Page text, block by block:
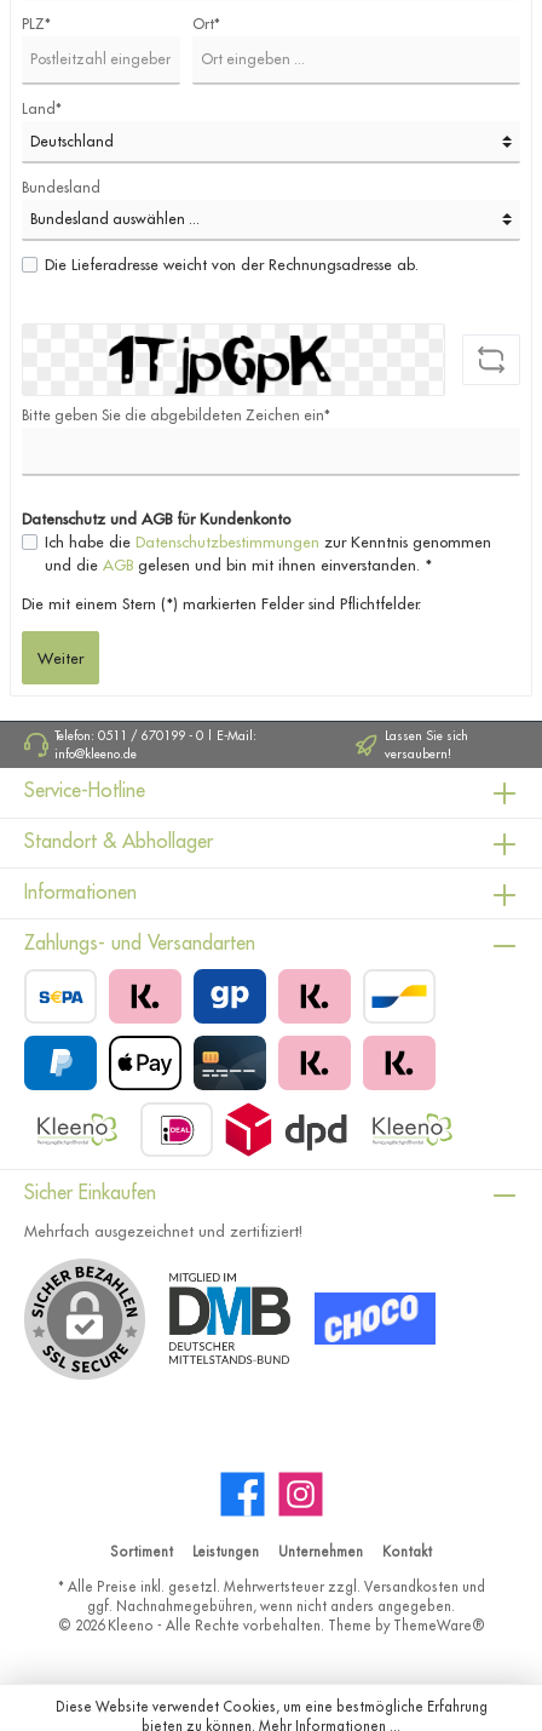
PLZ* Ort*
Land*
Bundesland
Die Lieferadresse weicht von der Rechnungsadresse ab.
Bitte geben Sie die abgebildeten Zeichen ein*
Datenschutz und AGB für Kundenkonto
Ich habe dieDatenschutzbestimmungen zur Kenntnis genommen
und dieAGB gelesen und bin mit ihnen einverstanden. *
Die mit einem Stern (*) markierten Felder sind Pflichtfelder.
Weiter
Telefon: 0511 / 670199 - 0 | E-Mail:
info@kleeno.de
Lassen Sie sich
versaubern!
Service-Hotline
Standort & Abhollager
Informationen
Zahlungs- und Versandarten
Sicher Einkaufen
Mehrfach ausgezeichnet und zertifiziert!
Sortiment Leistungen Unternehmen Kontakt
* Alle Preise inkl. gesetzl. Mehrwertsteuer zzgl. Versandkosten und
ggf. Nachnahmegebühren, wenn nicht anders angegeben.
© 2026 Kleeno - Alle Rechte vorbehalten. Theme by ThemeWare®
Diese Website verwendet Cookies, um eine bestmögliche Erfahrung
bieten zu können. Mehr Informationen ...